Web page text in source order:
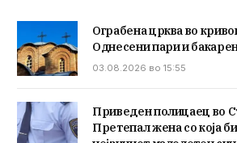
Ограбена црква во
Однесени пари и
03.08.2026 во 15:55
Приведен полицаец во
Претепал жена со која